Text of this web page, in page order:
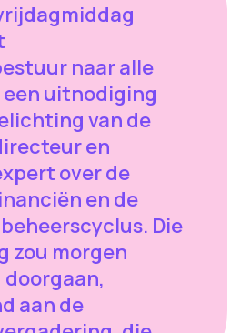
naar alle
uitnodiging
van de
en
over de
en de
Die
zou morgen
aan de